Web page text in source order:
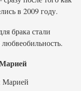
в 2009 году.
брака стали